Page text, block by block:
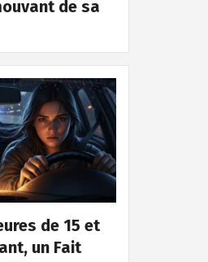
de sa
de 15 et
un Fait